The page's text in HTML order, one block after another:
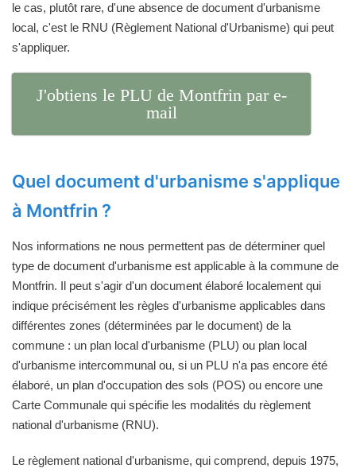
le cas, plutôt rare, d'une absence de document d'urbanisme
local, c'est le RNU (Règlement National d'Urbanisme) qui peut
s'appliquer.
J'obtiens le PLU de Montfrin par e-
mail
Quel document d'urbanisme s'applique
à Montfrin ?
Nos informations ne nous permettent pas de déterminer quel
type de document d'urbanisme est applicable à la commune de
Montfrin. Il peut s'agir d'un document élaboré localement qui
indique précisément les règles d'urbanisme applicables dans
différentes zones (déterminées par le document) de la
commune : un plan local d'urbanisme (PLU) ou plan local
d'urbanisme intercommunal ou, si un PLU n'a pas encore été
élaboré, un plan d'occupation des sols (POS) ou encore une
Carte Communale qui spécifie les modalités du règlement
national d'urbanisme (RNU).
Le règlement national d'urbanisme, qui comprend, depuis 1975,